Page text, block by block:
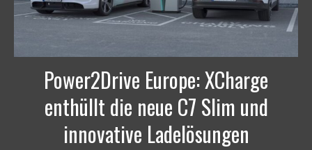
Power2Drive Europe: XCharge
enthüllt die neue C7 Slim und
innovative Ladelösungen